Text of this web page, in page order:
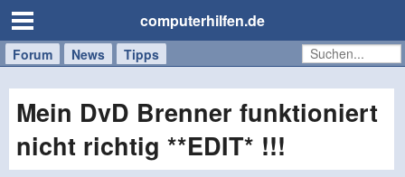
computerhilfen.de
Forum News Tipps
Handy
Tablet
Windows
Mac
Mein DvD Brenner funktioniert
nicht richtig **EDIT* !!!